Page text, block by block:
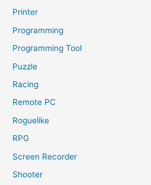
Printer
Programming
Programming Tool
Puzzle
Racing
Remote PC
Roguelike
RPG
Screen Recorder
Shooter